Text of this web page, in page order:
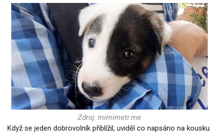
Zdroj: mimimetr.me
Když se jeden dobrovolník přiblížil, uviděl co napsáno na kousku